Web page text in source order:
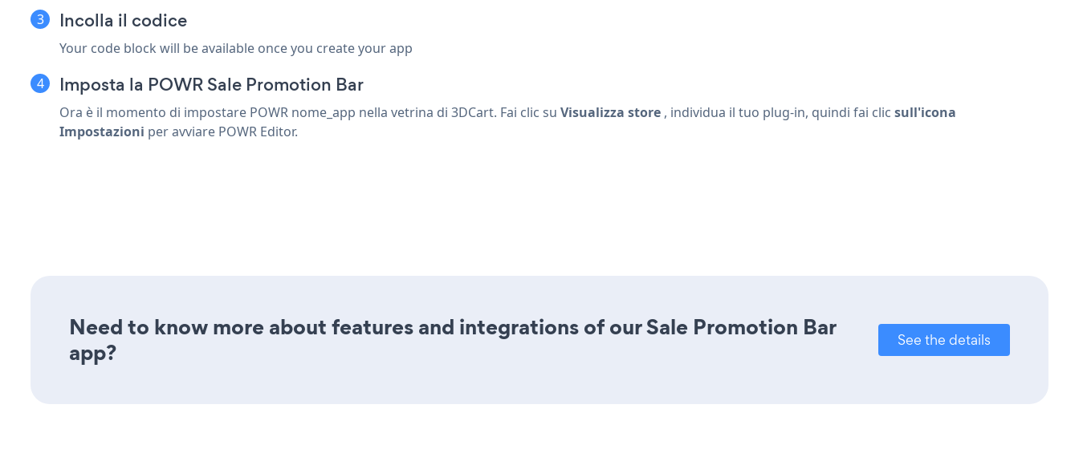
Incolla il codice
Your code block will be available once you create your app
Imposta la POWR Sale Promotion Bar
Ora è il momento di impostare POWR nome_app nella vetrina di 3DCart. Fai clic su Visualizza store , individua il tuo plug-in, quindi fai clic sull'icona
Impostazioni per avviare POWR Editor.
Need to know more about features and integrations of our Sale Promotion Bar
app?
See the details